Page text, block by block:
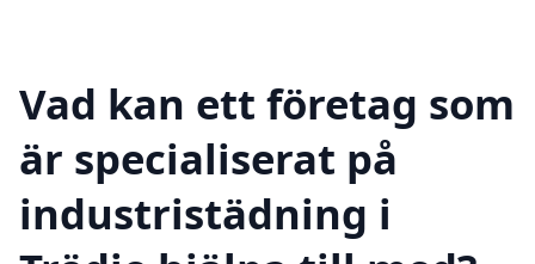
Vad kan ett företag som
är specialiserat på
industristädning i